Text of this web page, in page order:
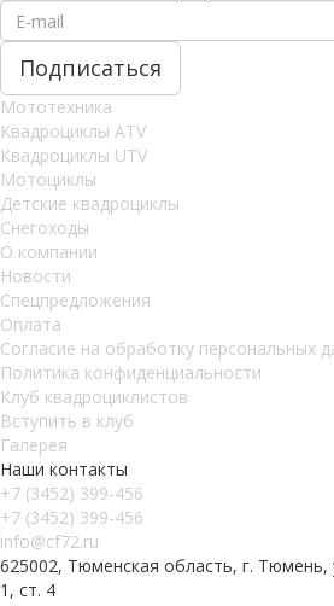
Мототехника
Квадроциклы ATV
Квадроциклы UTV
Мотоциклы
Детские квадроциклы
Снегоходы
О компании
Новости
Спецпредложения
Оплата
Согласие на обработку персональных
Политика конфиденциальности
Клуб квадроциклистов
Вступить в клуб
Галерея
Наши контакты
+7 (3452) 399-456
+7 (3452) 399-456
info@cf72.ru
625002, Тюменская область, г. Тюмень,
1, ст. 4